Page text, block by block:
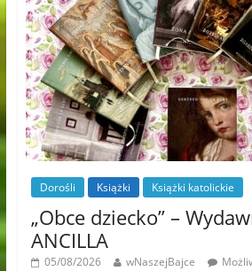
Dorośli Książki Książki katolickie
„Obce dziecko” –
ANCILLA
05/08/2026 wNaszejBajce